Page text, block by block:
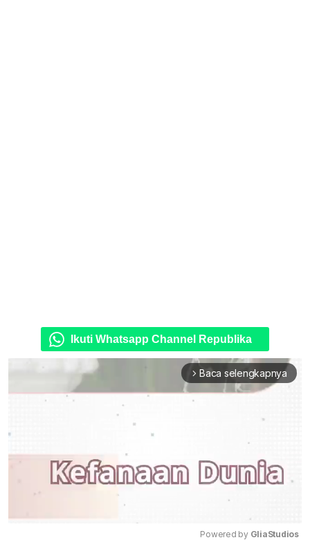
Ikuti Whatsapp Channel Republika
arrow_forward_ios Baca selengkapnya
Powered by GliaStudios